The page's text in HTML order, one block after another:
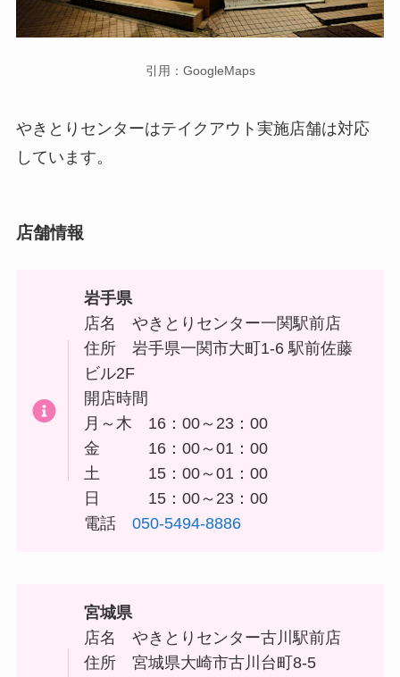
引用：GoogleMaps
やきとりセンターはテイクアウト実施店舗は対応
しています。
店舗情報
岩手県
店名 やきとりセンター一関駅前店
住所岩手県一関市大町1-6 駅前佐藤
ビル2F
開店時間
月～木 16：00～23：00
金 16：00～01：00
土 15：00～01：00
日 15：00～23：00
電話050-5494-8886
宮城県
店名 やきとりセンター古川駅前店
住所宮城県大崎市古川台町8-5